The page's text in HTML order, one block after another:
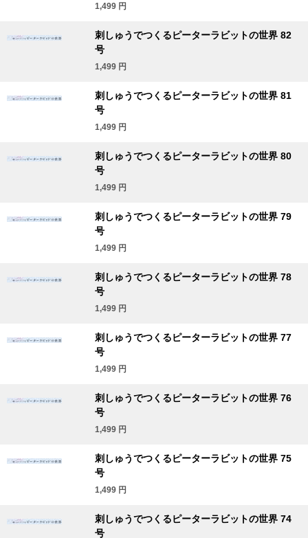
1,499 円
刺しゅうでつくるピーターラビットの世界 82
号
1,499 円
刺しゅうでつくるピーターラビットの世界 81
号
1,499 円
刺しゅうでつくるピーターラビットの世界 80
号
1,499 円
刺しゅうでつくるピーターラビットの世界 79
号
1,499 円
刺しゅうでつくるピーターラビットの世界 78
号
1,499 円
刺しゅうでつくるピーターラビットの世界 77
号
1,499 円
刺しゅうでつくるピーターラビットの世界 76
号
1,499 円
刺しゅうでつくるピーターラビットの世界 75
号
1,499 円
刺しゅうでつくるピーターラビットの世界 74
号